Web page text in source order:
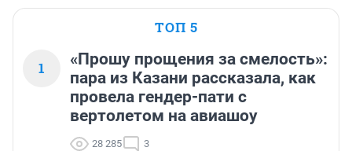
ТОП 5
1
«Прошу прощения за смелость»:
пара из Казани рассказала, как
провела гендер-пати с
вертолетом на авиашоу
28 285 3